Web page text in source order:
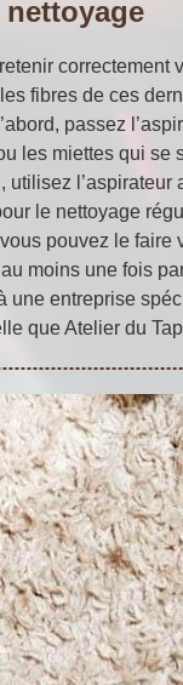
nettoyage
correctement
fibres de ces
passez
les miettes qui se
utilisez l’aspirateur
le nettoyage
pouvez le faire
moins une fois
une entreprise
que Atelier du